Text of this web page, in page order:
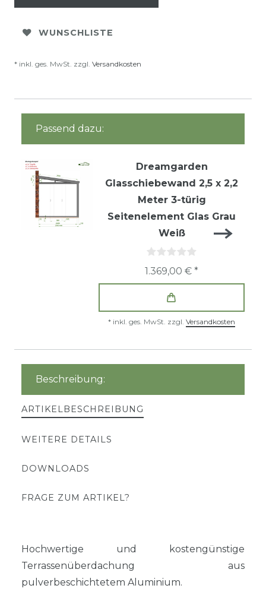
WUNSCHLISTE
* inkl. ges. MwSt. zzgl. Versandkosten
Passend dazu:
Dreamgarden
Glasschiebewand 2,5 x 2,2
Meter 3-türig
Seitenelement Glas Grau
Weiß
1.369,00 € *
* inkl. ges. MwSt. zzgl. Versandkosten
Beschreibung:
ARTIKELBESCHREIBUNG
WEITERE DETAILS
DOWNLOADS
FRAGE ZUM ARTIKEL?
Hochwertige und kostengünstige
Terrassenüberdachung aus
pulverbeschichtetem Aluminium.